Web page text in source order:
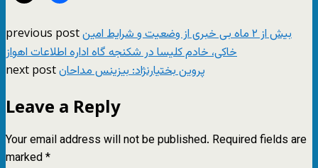
previous postبیش از ۲ ماه بی خبری از وضعیت و شرایط امین
خاکی، خادم کلیسا در شکنجه گاه اداره اطلاعات اهواز
next postپروین بختیارنژاد: بیزینس مداحان
Leave a Reply
Your email address will not be published. Required fields are
marked*